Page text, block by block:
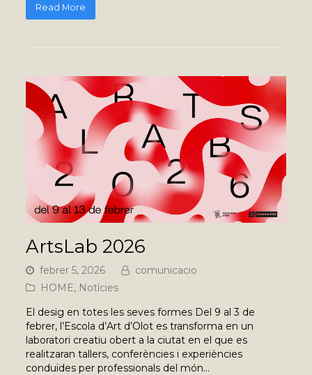
Read More
ArtsLab 2026
febrer 5, 2026
comunicacio
HOME, Notícies
El desig en totes les seves formes Del 9 al 3 de
febrer, l’Escola d’Art d’Olot es transforma en un
laboratori creatiu obert a la ciutat en el que es
realitzaran tallers, conferències i experiències
conduïdes per professionals del món…